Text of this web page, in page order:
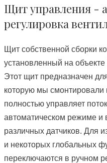
Щит управления -
регулировка
Щит собственной сборки
установленный на
Этот щит предназначен
которую мы
полностью управляет
автоматическом режиме и
различных датчиков. Для
и некоторых глобальных
переключаются в ручном